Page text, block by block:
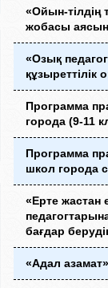
«Ойын-тілдің
жобасы
«Озық
Программа
города (9-11
Программа
школ города
«Ерте жастан
бағдар
«Адал